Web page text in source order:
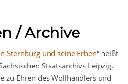
/ Archive
Sternburg und seine Erben“ heißt
Staatsarchivs Leipzig.
zu Ehren des Wollhändlers und